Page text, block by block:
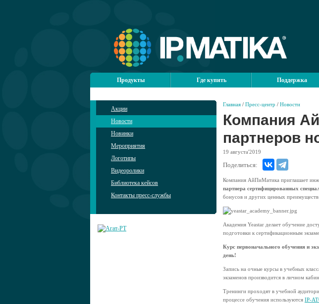
Продукты Где купить Поддержка
Акции
Новости
Новинки
Мероприятия
Логотипы
Видеоролики
Библиотека кейсов
Контакты пресс-службы
Главная / Пресс-центр / Новости
Компания
партнеров
19 августа'2019
Поделиться:
Компания АйПиМатика приглашает
партнера сертифицированных
бонусов и других ценных преимуществ
Академия Yeastar делает обучение
подготовки к сертификационным
Курс первоначального обучения и
день!
Запись на очные курсы в учебных
экзаменов производится в личном
Тренинги проходят в учебной
процессе обучения используются IP-